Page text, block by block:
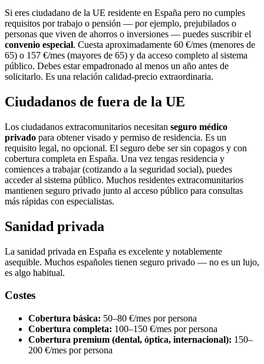
Si eres ciudadano de la UE residente en España pero no cumples
requisitos por trabajo o pensión — por ejemplo, prejubilados o
personas que viven de ahorros o inversiones — puedes suscribir el
convenio especial. Cuesta aproximadamente 60 €/mes (menores de
65) o 157 €/mes (mayores de 65) y da acceso completo al sistema
público. Debes estar empadronado al menos un año antes de
solicitarlo. Es una relación calidad-precio extraordinaria.
Ciudadanos de fuera de la UE
Los ciudadanos extracomunitarios necesitan seguro médico
privado para obtener visado y permiso de residencia. Es un
requisito legal, no opcional. El seguro debe ser sin copagos y con
cobertura completa en España. Una vez tengas residencia y
comiences a trabajar (cotizando a la seguridad social), puedes
acceder al sistema público. Muchos residentes extracomunitarios
mantienen seguro privado junto al acceso público para consultas
más rápidas con especialistas.
Sanidad privada
La sanidad privada en España es excelente y notablemente
asequible. Muchos españoles tienen seguro privado — no es un lujo,
es algo habitual.
Costes
Cobertura básica: 50–80 €/mes por persona
Cobertura completa: 100–150 €/mes por persona
Cobertura premium (dental, óptica, internacional): 150–
200 €/mes por persona